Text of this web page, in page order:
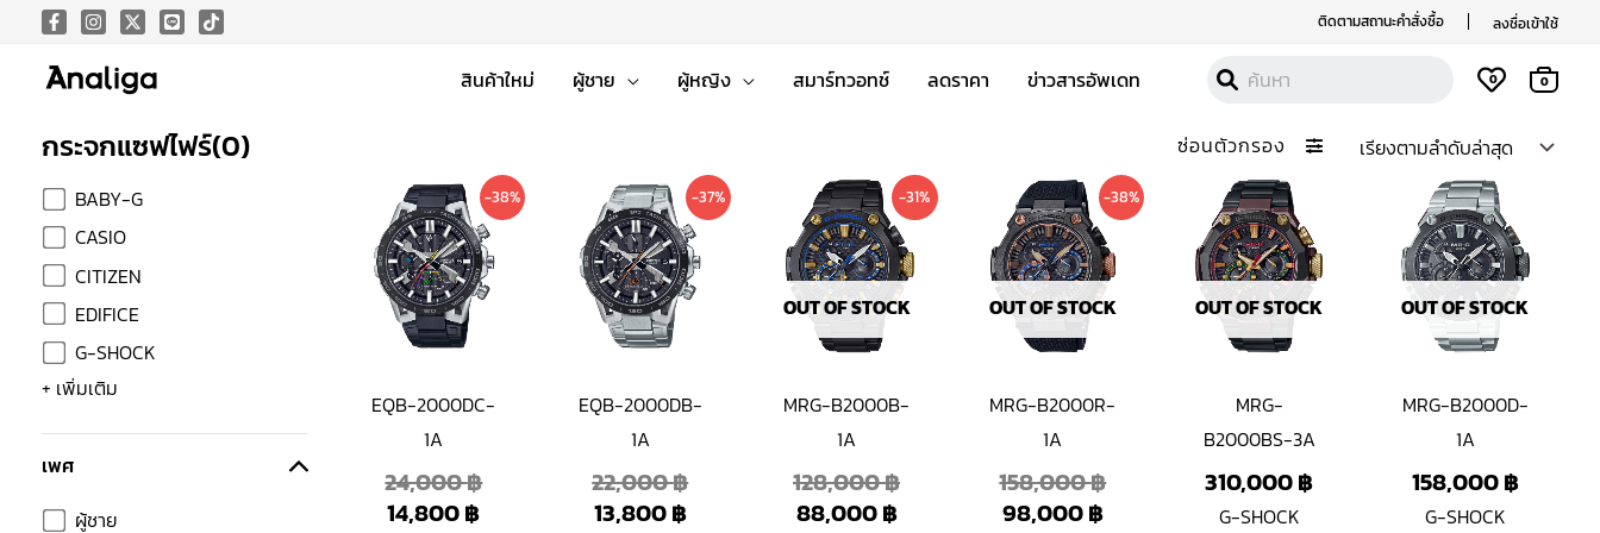
content
ติดตามสถานะคำสั่งซื้อ ลงชื่อเข้าใช้
สินค้าใหม่ ผู้ชาย ผู้หญิง สมาร์ทวอทช์ ลดราคา ข่าวสารอัพเดท 0 0
กระจกแซฟไฟร์(0)
ซ่อนตัวกรอง
BABY-G
CASIO
CITIZEN
EDIFICE
G-SHOCK
+ เพิ่มเติม
เพศ
ผู้ชาย
-38%
EQB-2000DC-
1A
24,000฿
Original
price
was:
24,000 ฿.
14,800฿
Current
price
is:
14,800 ฿.
-37%
EQB-2000DB-
1A
22,000฿
Original
price
was:
22,000 ฿.
13,800฿
Current
price
is:
13,800 ฿.
-31%
OUT OF STOCK
MRG-B2000B-
1A
128,000฿
Original
price
was:
128,000 ฿.
88,000฿
Current
price
is:
88,000 ฿.
-38%
OUT OF STOCK
MRG-B2000R-
1A
158,000฿
Original
price
was:
158,000 ฿.
98,000฿
Current
price
is:
98,000 ฿.
OUT OF STOCK
MRG-
B2000BS-3A
310,000฿
G-SHOCK
OUT OF STOCK
MRG-B2000D-
1A
158,000฿
G-SHOCK